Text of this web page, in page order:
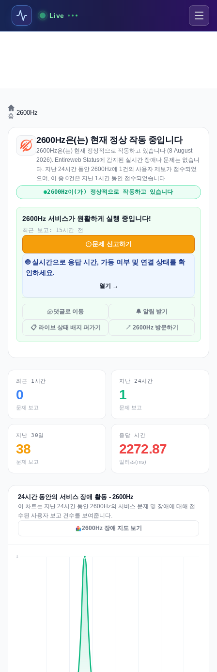
Live
홈 2600Hz
2600Hz은(는) 현재 정상 작동 중입니다
2600Hz은(는) 현재 정상적으로 작동하고 있습니다 (8 August
2026). Entireweb Status에 감지된 실시간 장애나 문제는 없습니
다. 지난 24시간 동안 2600Hz에 1건의 사용자 제보가 접수되었
으며, 이 중 0건은 지난 1시간 동안 접수되었습니다.
2600Hz이(가) 정상적으로 작동하고 있습니다
2600Hz 서비스가 원활하게 실행 중입니다!
최근 보고: 15시간 전
문제 신고하기
🌐 실시간으로 응답 시간, 가동 여부 및 연결 상태를 확
인하세요.
열기 →
댓글로 이동 🔔 알림 받기
📋 라이브 상태 배지 퍼가기 ↗ 2600Hz 방문하기
최근 1시간
0
문제 보고
지난 24시간
1
문제 보고
지난 30일
38
문제 보고
응답 시간
2272.87
밀리초(ms)
24시간 동안의 서비스 장애 활동 - 2600Hz
이 차트는 지난 24시간 동안 2600Hz의 서비스 문제 및 장애에 대해 접
수된 사용자 보고 건수를 보여줍니다.
2600Hz 장애 지도 보기